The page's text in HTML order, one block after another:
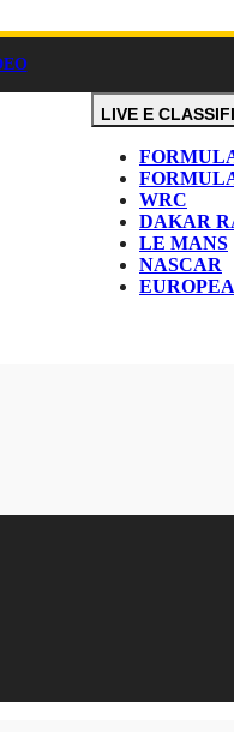
LIVE E
WRC
DAKAR
LE MANS
NASCAR